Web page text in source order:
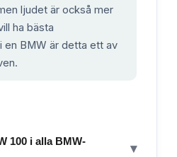
ljudet är också mer
ha bästa
en BMW är detta ett av
100 i alla BMW-
▾